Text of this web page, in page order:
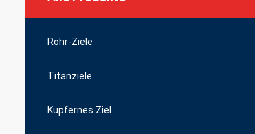
Rohr-Ziele
Titanziele
Kupfernes Ziel